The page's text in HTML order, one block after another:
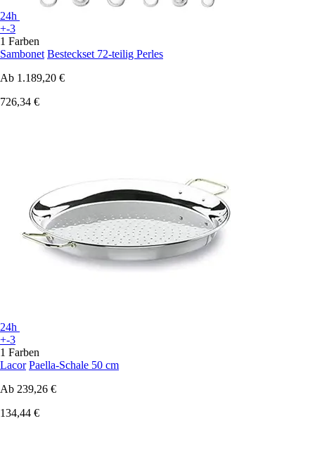
24h
+-3
1 Farben
Sambonet Besteckset 72-teilig Perles
Ab 1.189,20 €
726,34 €
24h
+-3
1 Farben
Lacor Paella-Schale 50 cm
Ab 239,26 €
134,44 €